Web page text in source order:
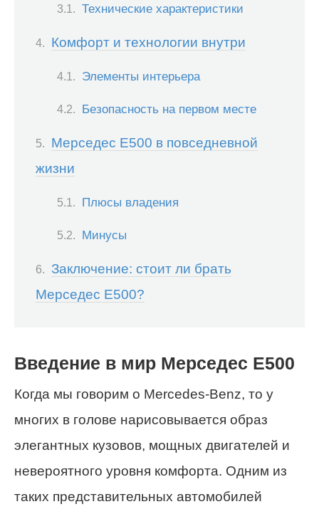
Технические характеристики
Комфорт и технологии внутри
Элементы интерьера
Безопасность на первом месте
Мерседес Е500 в повседневной
жизни
Плюсы владения
Минусы
Заключение: стоит ли брать
Мерседес Е500?
Введение в мир Мерседес Е500
Когда мы говорим о Mercedes-Benz, то у
многих в голове нарисовывается образ
элегантных кузовов, мощных двигателей и
невероятного уровня комфорта. Одним из
таких представительных автомобилей